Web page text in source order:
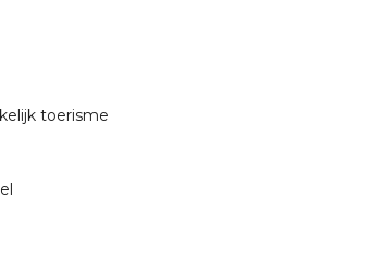
toerisme